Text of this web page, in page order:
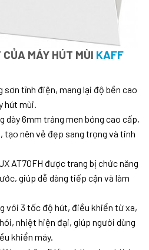
MÁY HÚT MÙI KAFF
sơn tĩnh điện, mang lại độ bền cao
hút mùi.
dày 6mm tráng men bóng cao cấp,
nên vẻ đẹp sang trọng và tinh
AT70FH được trang bị chức năng
giúp dễ dàng tiếp cận và làm
với 3 tốc độ hút, điều khiển từ xa,
nhiệt hiện đại, giúp người dùng
khiển máy.